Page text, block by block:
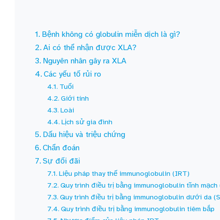
Bệnh không có globulin miễn dịch là gì?
Ai có thể nhận được XLA?
Nguyên nhân gây ra XLA
Các yếu tố rủi ro
Tuổi
Giới tính
Loài
Lịch sử gia đình
Dấu hiệu và triệu chứng
Chẩn đoán
Sự đối đãi
Liệu pháp thay thế immunoglobulin (IRT)
Quy trình điều trị bằng immunoglobulin tĩnh mạch
Quy trình điều trị bằng immunoglobulin dưới da
Quy trình điều trị bằng immunoglobulin tiêm bắp